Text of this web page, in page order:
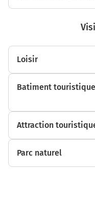
et continuer
Au rond-
de Mirepoix)
Prendre à
A66
32,3 km
Loisir
Batiment touristique
Attraction
Parc naturel